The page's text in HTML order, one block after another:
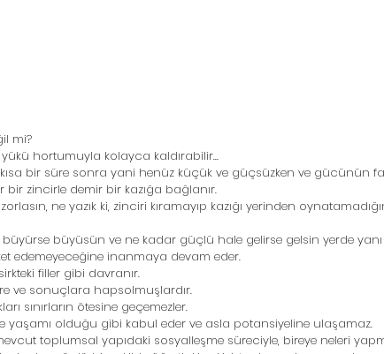
mi?
hortumuyla kolayca kaldırabilir...
bir süre sonra yani henüz küçük ve güçsüzken ve gücünün
bir zincirle demir bir kazığa bağlanır.
ne yazık ki, zinciri kıramayıp kazığı yerinden
büyüsün ve ne kadar güçlü hale gelirse gelsin yerde yanı
edemeyeceğine inanmaya devam eder.
filler gibi davranır.
ve sonuçlara hapsolmuşlardır.
sınırların ötesine geçemezler.
yaşamı olduğu gibi kabul eder ve asla potansiyeline ulaşamaz.
toplumsal yapıdaki sosyalleşme süreciyle, bireye neleri